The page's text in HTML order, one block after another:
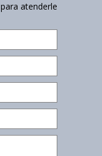
atenderle